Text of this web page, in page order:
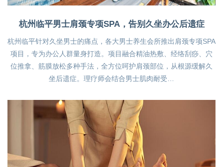
杭州临平男士肩颈专项SPA，告别久坐办公后遗症
杭州临平针对久坐男士的痛点，各大男士养生会所推出肩颈专项SPA
项目，专为办公人群量身打造。项目融合精油热敷、经络刮痧、穴
位推拿、筋膜放松多种手法，全方位呵护肩颈部位，从根源缓解久
坐后遗症。理疗师会结合男士肌肉耐受…